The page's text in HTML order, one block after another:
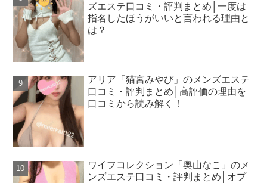
ズエステ口コミ・評判まとめ│一度は
指名したほうがいいと言われる理由と
は？
アリア「猫宮みやび」のメンズエステ
口コミ・評判まとめ│高評価の理由を
口コミから読み解く！
ワイフコレクション「奥山なこ」のメ
ンズエステ口コミ・評判まとめ│オプ